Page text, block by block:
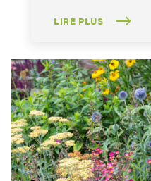
LIRE PLUS